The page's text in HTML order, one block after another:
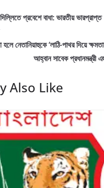
প্রবেশে বাধা: ভারতীয় ভারপ্রাপ্ত
হলে নেতানিয়াহুকে ‘লাঠি-পাথর দিয়ে
আহ্বান সাবেক প্রধানমন্ত্রী
Also Like